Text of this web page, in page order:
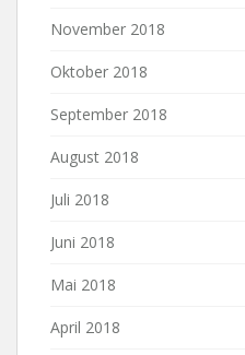
November 2018
Oktober 2018
September 2018
August 2018
Juli 2018
Juni 2018
Mai 2018
April 2018